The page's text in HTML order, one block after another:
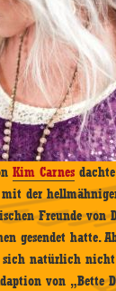
Kim Carnes
mit der
Freunde von
gesendet hatte.
sich natürlich
von „Bette